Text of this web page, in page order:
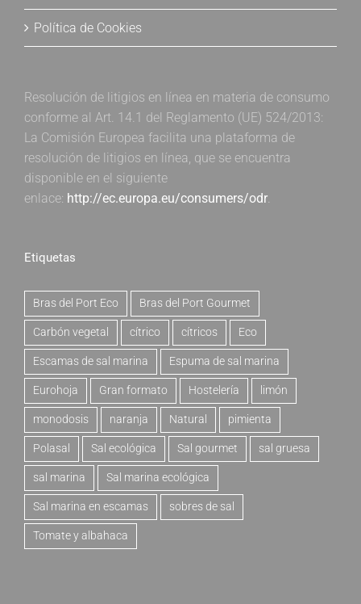
Política de Cookies
Resolución de litigios en línea en materia de consumo
conforme al Art. 14.1 del Reglamento (UE) 524/2013:
La Comisión Europea facilita una plataforma de
resolución de litigios en línea, que se encuentra
disponible en el siguiente
enlace: http://ec.europa.eu/consumers/odr.
Etiquetas
Bras del Port Eco Bras del Port Gourmet
Carbón vegetal cítrico cítricos Eco
Escamas de sal marina Espuma de sal marina
Eurohoja Gran formato Hostelería limón
monodosis naranja Natural pimienta
Polasal Sal ecológica Sal gourmet sal gruesa
sal marina Sal marina ecológica
Sal marina en escamas sobres de sal
Tomate y albahaca